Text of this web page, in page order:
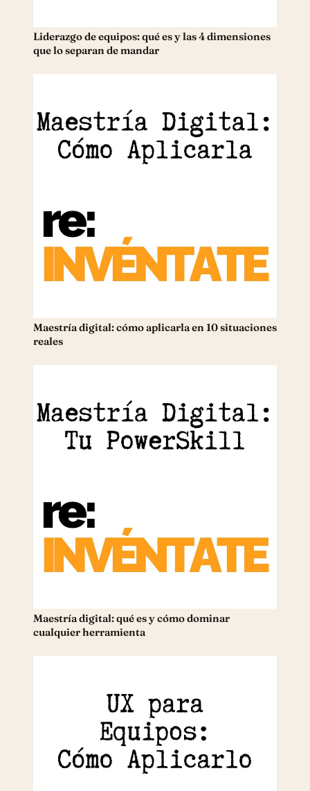
Liderazgo de equipos: qué es y las 4 dimensiones
que lo separan de mandar
Maestría digital: cómo aplicarla en 10 situaciones
reales
Maestría digital: qué es y cómo dominar
cualquier herramienta